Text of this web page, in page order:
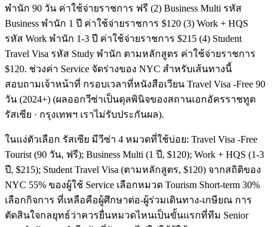
พำนัก 90 วัน ค่าใช้จ่ายราชการ ฟรี (2) Business Multi รหัส
Business พำนัก 1 ปี ค่าใช้จ่ายราชการ $120 (3) Work + HQS
รหัส Work พำนัก 1-3 ปี ค่าใช้จ่ายราชการ $215 (4) Student
Travel Visa รหัส Study พำนัก ตามหลักสูตร ค่าใช้จ่ายราชการ
$120. ช่วงค่า Service จัดร่างของ NYC สำหรับเส้นทางนี้
สอบถามเจ้าหน้าที่ กรอบเวลาที่หนังสือเวียน Travel Visa -Free 90
วัน (2024+) (ผลออกวีซ่าเป็นดุลพินิจของสถานเอกอัครราชทูต
รัสเซีย · กรุงเทพฯ เราไม่รับประกันผล).
ในแง่ตัวเลือก รัสเซีย มีวีซ่า 4 หมวดที่ใช้บ่อย: Travel Visa -Free
Tourist (90 วัน, ฟรี); Business Multi (1 ปี, $120); Work + HQS (1-3
ปี, $215); Student Travel Visa (ตามหลักสูตร, $120) จากสถิติของ
NYC 55% ของผู้ใช้ Service เลือกหมวด Tourism Short-term 30%
เลือกกิจการ ที่เหลือคือผู้ศึกษาต่อ-ผู้ร่วมเดินทาง-เกษียณ การ
ตัดสินใจกลยุทธ์ว่าควรยื่นหมวดไหนเป็นขั้นแรกที่ทีม Senior